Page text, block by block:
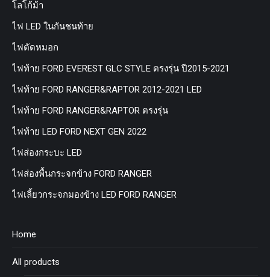
โลโก้ม้า
ไฟ LED ในกันชนท้าย
ไฟตัดหมอก
ไฟท้าย FORD EVEREST GLC STYLE ตรงรุ่น ปี2015-2021
ไฟท้าย FORD RANGER&RAPTOR 2012-2021 LED
ไฟท้าย FORD RANGER&RAPTOR ตรงรุ่น
ไฟท้าย LED FORD NEXT GEN 2022
ไฟส่องกระบะ LED
ไฟส่องพื้นกระจกข้าง FORD RANGER
ไฟเลี้ยวกระจกมองข้าง LED FORD RANGER
Home
All products